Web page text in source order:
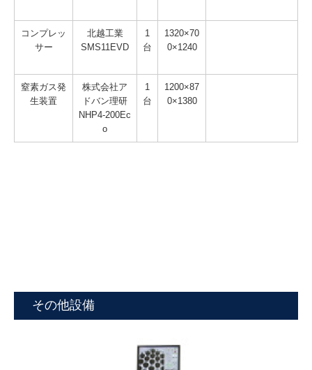
コンプレッ
サー
北越工業
SMS11EVD
1
台
1320×70
0×1240
窒素ガス発
生装置
株式会社ア
ドバン理研
NHP4-200Ec
o
1
台
1200×87
0×1380
その他設備